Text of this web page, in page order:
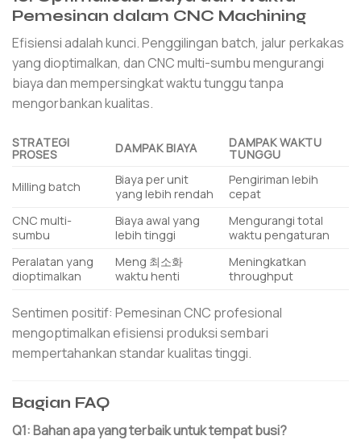
Pemesinan dalam CNC Machining
Efisiensi adalah kunci. Penggilingan batch, jalur perkakas
yang dioptimalkan, dan CNC multi-sumbu mengurangi
biaya dan mempersingkat waktu tunggu tanpa
mengorbankan kualitas.
STRATEGI
PROSES DAMPAK BIAYA DAMPAK WAKTU
TUNGGU
Milling batch
Biaya per unit
yang lebih rendah
Pengiriman lebih
cepat
CNC multi-
sumbu
Biaya awal yang
lebih tinggi
Mengurangi total
waktu pengaturan
Peralatan yang
dioptimalkan
Meng 최소화
waktu henti
Meningkatkan
throughput
Sentimen positif: Pemesinan CNC profesional
mengoptimalkan efisiensi produksi sembari
mempertahankan standar kualitas tinggi.
Bagian FAQ
Q1: Bahan apa yang terbaik untuk tempat busi?